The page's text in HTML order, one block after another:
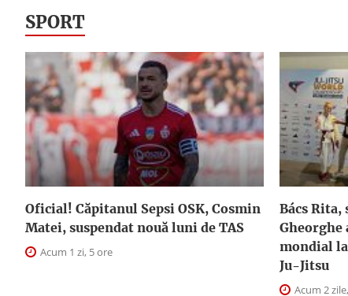
SPORT
Oficial! Căpitanul Sepsi OSK, Cosmin
Matei, suspendat nouă luni de TAS
Acum 1 zi, 5 ore
Bács
mondial
Ju-Jitsu
Acum 2